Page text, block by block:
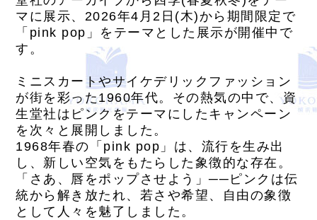
マに展示、2026年4月2日(木)から期間限定で
「pink pop」をテーマとした展示が開催中で
す。
ミニスカートやサイケデリックファッション
が街を彩った1960年代。その熱気の中で、資
生堂社はピンクをテーマにしたキャンペーン
を次々と展開しました。
1968年春の「pink pop」は、流行を生み出
し、新しい空気をもたらした象徴的な存在。
「さあ、唇をポップさせよう」──ピンクは伝
統から解き放たれ、若さや希望、自由の象徴
として人々を魅了しました。